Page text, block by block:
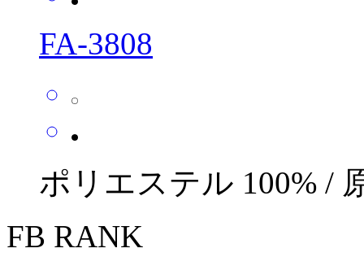
FA-3808
ポリエステル 100% /
FB RANK